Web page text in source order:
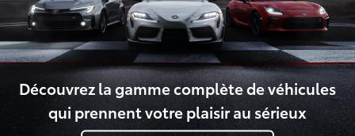
Découvrez la gamme complète de véhicules
qui prennent votre plaisir au sérieux